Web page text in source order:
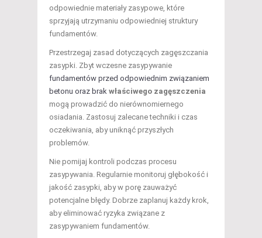
odpowiednie materiały zasypowe, które
sprzyjają utrzymaniu odpowiedniej struktury
fundamentów.
Przestrzegaj zasad dotyczących zagęszczania
zasypki. Zbyt wczesne zasypywanie
fundamentów przed odpowiednim związaniem
betonu oraz brak właściwego zagęszczenia
mogą prowadzić do nierównomiernego
osiadania. Zastosuj zalecane techniki i czas
oczekiwania, aby uniknąć przyszłych
problemów.
Nie pomijaj kontroli podczas procesu
zasypywania. Regularnie monitoruj głębokość i
jakość zasypki, aby w porę zauważyć
potencjalne błędy. Dobrze zaplanuj każdy krok,
aby eliminować ryzyka związane z
zasypywaniem fundamentów.